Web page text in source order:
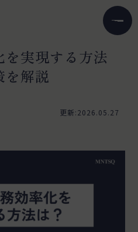
実現する方法
を解説
更新:2026.05.27